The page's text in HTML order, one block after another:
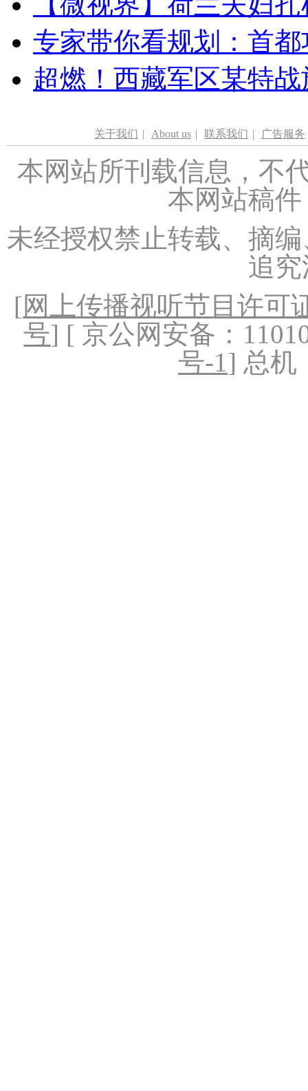
专家带你看规划：首
超燃！西藏军区某特
关于我们 | About us | 联系我们 | 广告服务
本网站所刊载信息，不
本网站稿
未经授权禁止转载、摘
追
[网上传播视听节目许可
号] [ 京公网安备：
号-1] 总机